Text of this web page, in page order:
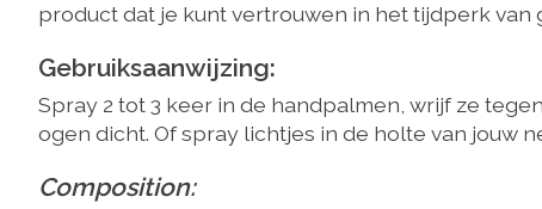
product dat je kunt vertrouwen in het tijdperk van
Gebruiksaanwijzing:
Spray 2 tot 3 keer in de handpalmen, wrijf ze
ogen dicht. Of spray lichtjes in de holte van jouw
Composition: